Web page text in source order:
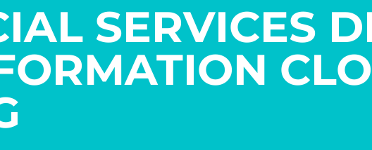
SERVICES